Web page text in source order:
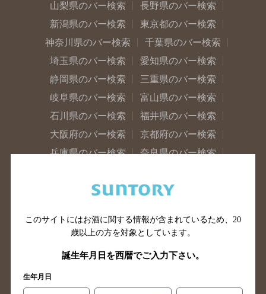
山梨県のバー検索
長野県のバー検索
新潟県のバー検索
東京都のバー検索
神奈川県のバー検索
千葉県のバー検索
埼玉県のバー検索
愛知県のバー検索
静岡県のバー検索
三重県のバー検索
岐阜県のバー検索
富山県のバー検索
石川県のバー検索
福井県のバー検索
大阪府のバー検索
京都府のバー検索
兵庫県のバー検索
奈良県のバー検索
広島県のバー検索
岡山県のバー検索
島根県のバー検索
徳島県のバー検索
高知県のバー検索
福岡県のバー検索
長崎県のバー検索
このサイトにはお酒に関する情報が含まれているため、 20
歳以上の方を対象としています。
誕生年月日を西暦でご入力下さい。
生年月日